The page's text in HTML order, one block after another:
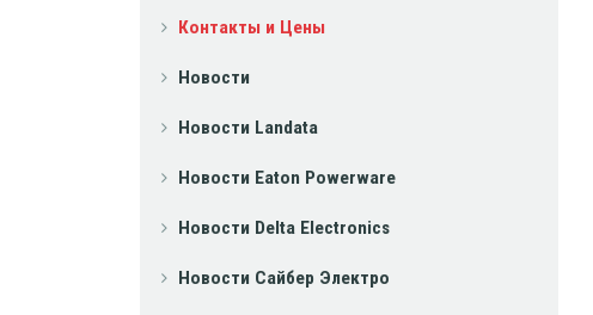
Контакты и Цены
Новости
Новости Landata
Новости Eaton Powerware
Новости Delta Electronics
Новости Сайбер Электро